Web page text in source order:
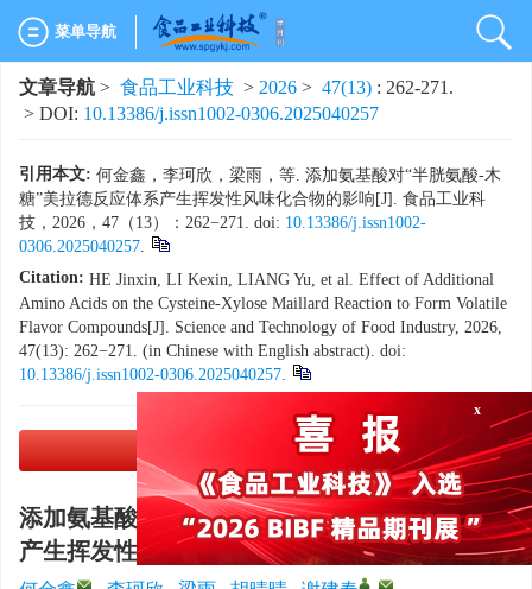
菜单导航
文章导航 > 食品工业科技 > 2026 > 47(13) : 262-271.
> DOI: 10.13386/j.issn1002-0306.2025040257
引用本文: 何金鑫，李珂欣，梁雨，等. 添加氨基酸对“半胱氨酸-木
糖”美拉德反应体系产生挥发性风味化合物的影响[J]. 食品工业科
技，2026，47（13）：262−271. doi: 10.13386/j.issn1002-
0306.2025040257.
Citation: HE Jinxin, LI Kexin, LIANG Yu, et al. Effect of Additional
Amino Acids on the Cysteine-Xylose Maillard Reaction to Form Volatile
Flavor Compounds[J]. Science and Technology of Food Industry, 2026,
47(13): 262−271. (in Chinese with English abstract). doi:
10.13386/j.issn1002-0306.2025040257.
(8639 KB)
添加氨基酸对“半胱氨酸-木糖”美拉德反应体系
产生挥发性风味化合物的影响